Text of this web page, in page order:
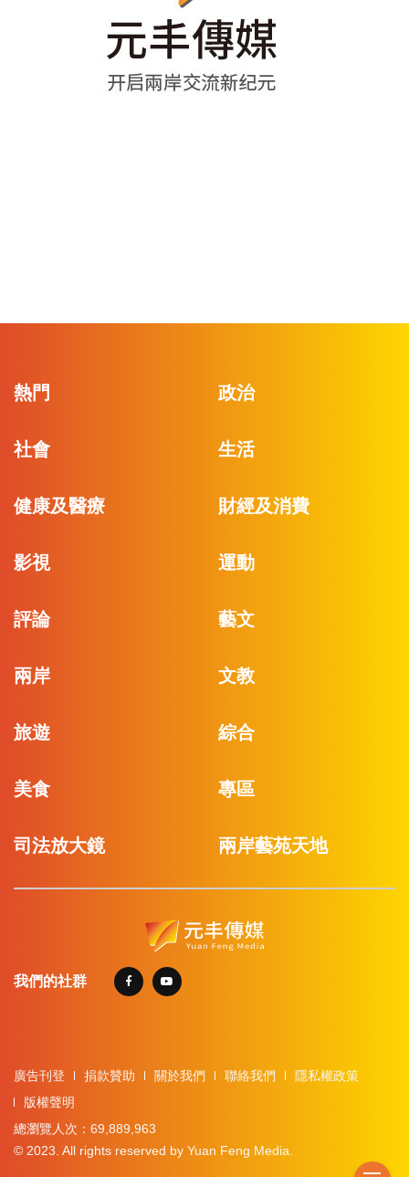
熱門 政治
社會 生活
健康及醫療 財經及消費
影視 運動
評論 藝文
兩岸 文教
旅遊 綜合
美食 專區
司法放大鏡 兩岸藝苑天地
我們的社群
廣告刊登 捐款贊助 關於我們 聯絡我們
隱私權政策
版權聲明
總瀏覽人次：69,889,963
© 2023. All rights reserved by Yuan Feng Media.